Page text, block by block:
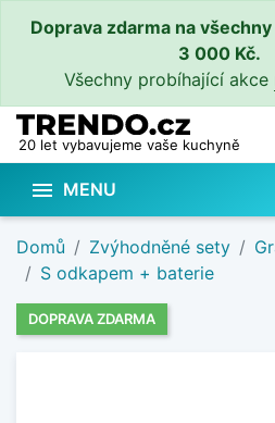
Doprava zdarma na
3 000 Kč.
Všechny probíhající akce
20 let vybavujeme vaše kuchyně
 MENU
Domů Zvýhodněné sety
S odkapem + baterie
DOPRAVA ZDARMA